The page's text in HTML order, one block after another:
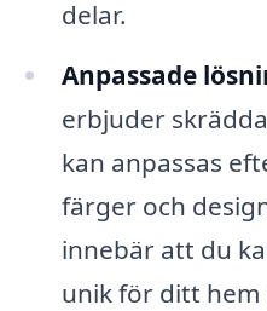
delar.
Anpassade
erbjuder
kan anpassas
färger och
innebär att du
unik för ditt hem